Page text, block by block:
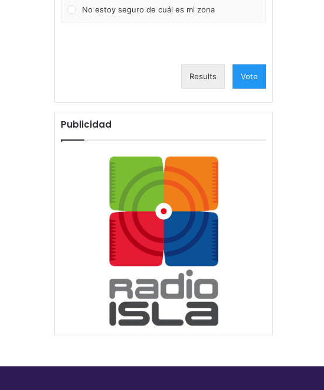
No estoy seguro de cuál es mi zona
Results Vote
Publicidad